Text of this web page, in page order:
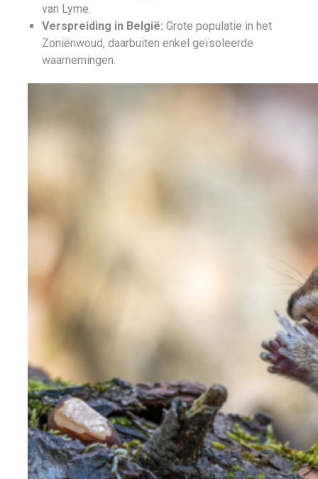
van Lyme.
Verspreiding in België: Grote populatie in het
Zoniënwoud, daarbuiten enkel geïsoleerde
waarnemingen.